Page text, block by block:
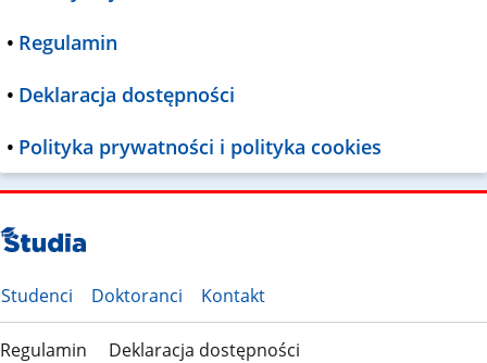
• Regulamin
• Deklaracja dostępności
• Polityka prywatności i polityka cookies
Studenci Doktoranci Kontakt
Regulamin
Deklaracja dostępności